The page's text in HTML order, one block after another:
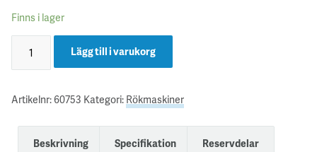
Finns i lager
Lägg till i varukorg
Artikelnr:60753 Kategori: Rökmaskiner
Beskrivning Specifikation Reservdelar